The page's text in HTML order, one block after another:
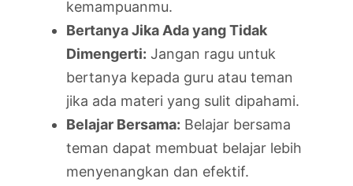
kemampuanmu.
Bertanya Jika Ada yang Tidak
Dimengerti: Jangan ragu untuk
bertanya kepada guru atau teman
jika ada materi yang sulit dipahami.
Belajar Bersama: Belajar bersama
teman dapat membuat belajar lebih
menyenangkan dan efektif.